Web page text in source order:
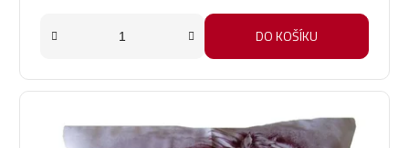
DO KOŠÍKU